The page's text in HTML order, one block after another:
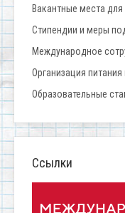
Вакантные места
Стипендии и меры
Международное
Организация
Образовательные
Ссылки